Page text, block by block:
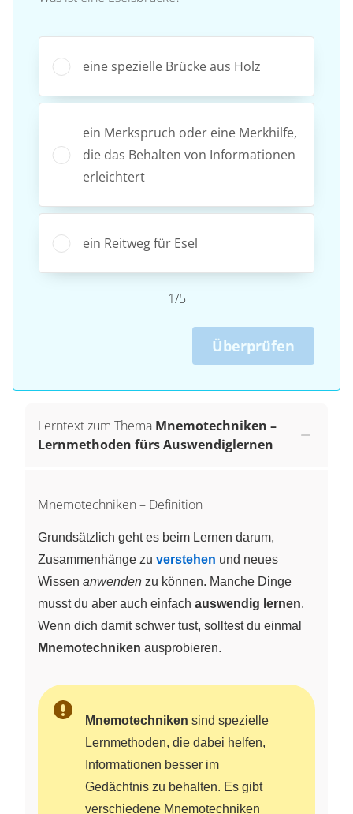
eine spezielle Brücke aus Holz
ein Merkspruch oder eine Merkhilfe,
die das Behalten von Informationen
erleichtert
ein Reitweg für Esel
1/5
Überprüfen
Lerntext zum Thema Mnemotechniken –
Lernmethoden fürs Auswendiglernen
Mnemotechniken – Definition
Grundsätzlich geht es beim Lernen darum,
Zusammenhänge zu verstehen und neues
Wissen anwenden zu können. Manche Dinge
musst du aber auch einfach auswendig lernen.
Wenn dich damit schwer tust, solltest du einmal
Mnemotechniken ausprobieren.
Mnemotechniken sind spezielle
Lernmethoden, die dabei helfen,
Informationen besser im
Gedächtnis zu behalten. Es gibt
verschiedene Mnemotechniken